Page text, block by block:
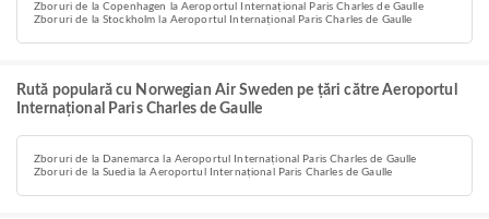
Zboruri de la Copenhagen la Aeroportul Internațional Paris Charles de Gaulle
Zboruri de la Stockholm la Aeroportul Internațional Paris Charles de Gaulle
Rută populară cu Norwegian Air Sweden pe țări către Aeroportul
Internațional Paris Charles de Gaulle
Zboruri de la Danemarca la Aeroportul Internațional Paris Charles de Gaulle
Zboruri de la Suedia la Aeroportul Internațional Paris Charles de Gaulle